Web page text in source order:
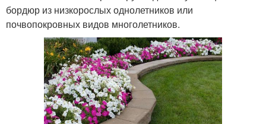
бордюр из низкорослых однолетников или
почвопокровных видов многолетников.